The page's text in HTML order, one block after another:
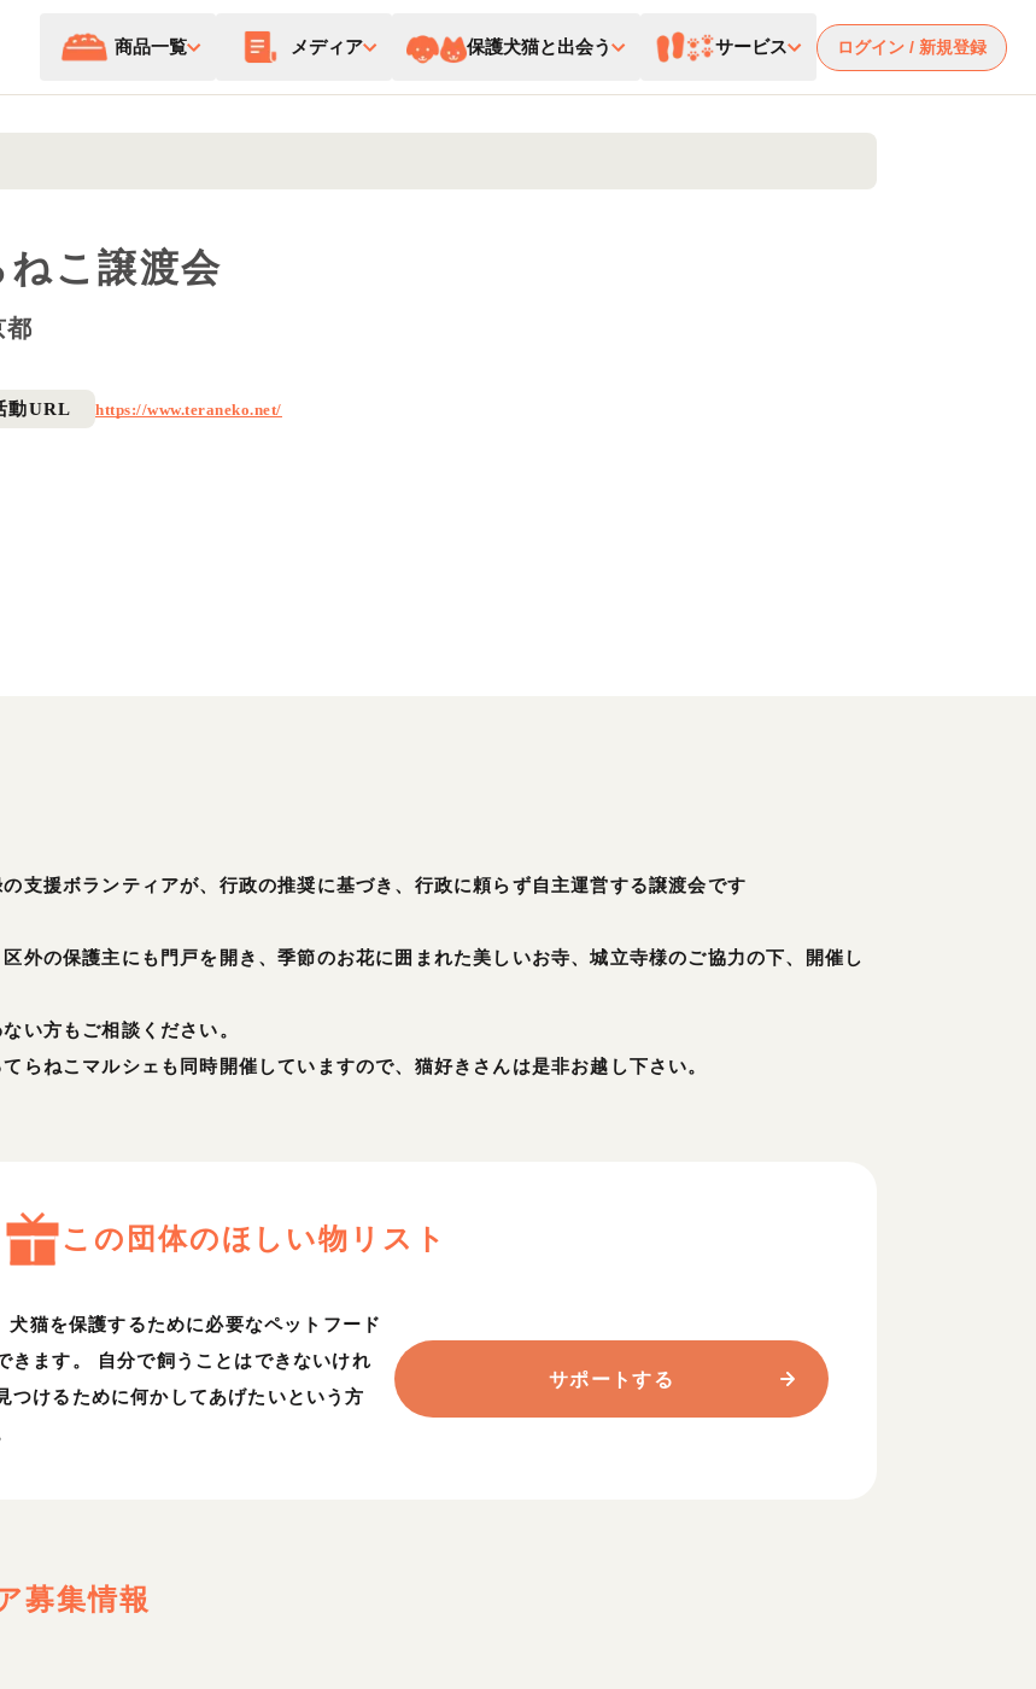
商品一覧 メディア 保護犬猫と出会う サービス ログイン / 新規登録
ねこ譲渡会
都
動URL https://www.teraneko.net/
支援ボランティアが、行政の推奨に基づき、行政に頼らず自主運営する譲渡会です
外の保護主にも門戸を開き、季節のお花に囲まれた美しいお寺、城立寺様のご協力の下、開催し
い方もご相談ください。
らねこマルシェも同時開催していますので、猫好きさんは是非お越し下さい。
この団体のほしい物リスト
猫を保護するために必要なペットフード
きます。 自分で飼うことはできないけれ
つけるために何かしてあげたいという方
サポートする
募集情報